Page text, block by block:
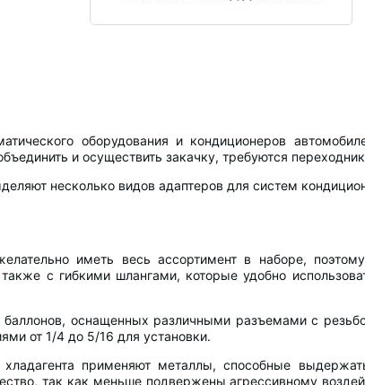
оборудования и кондиционеров
и осуществить закачку, требуются
несколько видов адаптеров для систем
иметь весь ассортимент в наборе,
с гибкими шлангами, которые удобно
оснащенных различными разъемами с
от 1/4 до 5/16 для установки.
хладагента применяют металлы, способные
так как меньше подвержены агрессивному